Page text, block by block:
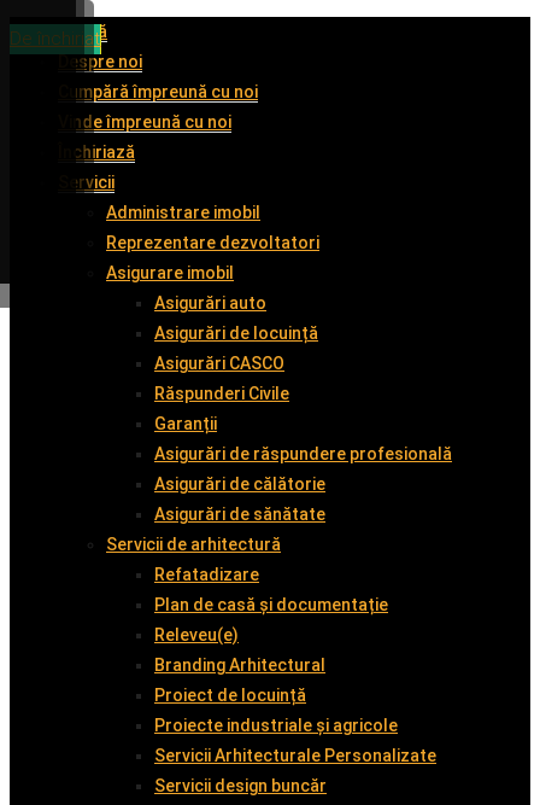
Acasă
Despre noi
Cumpără împreună cu noi
Vinde împreună cu noi
Închiriază
Servicii
Administrare imobil
Reprezentare dezvoltatori
Asigurare imobil
Asigurări auto
Asigurări de locuință
Asigurări CASCO
Răspunderi Civile
Garanții
Asigurări de răspundere profesională
Asigurări de călătorie
Asigurări de sănătate
Servicii de arhitectură
Refatadizare
Plan de casă și documentație
Releveu(e)
Branding Arhitectural
Proiect de locuință
Proiecte industriale și agricole
Servicii Arhitecturale Personalizate
Servicii design buncăr
De închiriat
De închiriat
De vânzare
De închiriat